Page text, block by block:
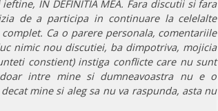
IN DEFINITIA MEA. Fara discutii si fara
de a participa in continuare la celelalte
Ca o parere personala, comentariile
nimic nou discutiei, ba dimpotriva, mojicia
constient) instiga conflicte care nu sunt
intre mine si dumneavoastra nu e o
mine si aleg sa nu va raspunda, asta nu